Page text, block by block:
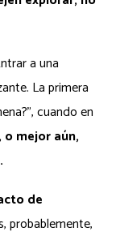
a una
La primera
cuando en
o mejor aún,
de
probablemente,